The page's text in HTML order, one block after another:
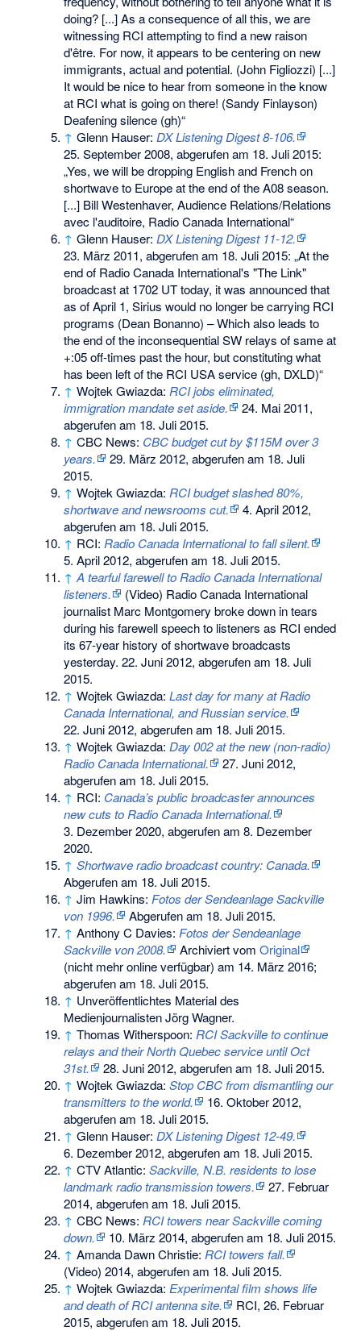
doing? [...] As a consequence of all this, we are
witnessing RCI attempting to find a new raison
d'être. For now, it appears to be centering on new
immigrants, actual and potential. (John Figliozzi) [...]
It would be nice to hear from someone in the know
at RCI what is going on there! (Sandy Finlayson)
Deafening silence (gh)“
↑ Glenn Hauser: DX Listening Digest 8-106.
25. September 2008, abgerufen am 18. Juli 2015:
„Yes, we will be dropping English and French on
shortwave to Europe at the end of the A08 season.
[...] Bill Westenhaver, Audience Relations/Relations
avec l'auditoire, Radio Canada International“
↑ Glenn Hauser: DX Listening Digest 11-12.
23. März 2011, abgerufen am 18. Juli 2015: „At the
end of Radio Canada International's "The Link"
broadcast at 1702 UT today, it was announced that
as of April 1, Sirius would no longer be carrying RCI
programs (Dean Bonanno) – Which also leads to
the end of the inconsequential SW relays of same at
+:05 off-times past the hour, but constituting what
has been left of the RCI USA service (gh, DXLD)“
↑ Wojtek Gwiazda: RCI jobs eliminated,
immigration mandate set aside.
24. Mai 2011,
abgerufen am 18. Juli 2015.
↑ CBC News: CBC budget cut by $115M over 3
years.
29. März 2012, abgerufen am 18. Juli
2015.
↑ Wojtek Gwiazda: RCI budget slashed 80%,
shortwave and newsrooms cut.
4. April 2012,
abgerufen am 18. Juli 2015.
↑ RCI: Radio Canada International to fall silent.
5. April 2012, abgerufen am 18. Juli 2015.
↑ A tearful farewell to Radio Canada International
listeners.
(Video) Radio Canada International
journalist Marc Montgomery broke down in tears
during his farewell speech to listeners as RCI ended
its 67-year history of shortwave broadcasts
yesterday. 22. Juni 2012, abgerufen am 18. Juli
2015.
↑ Wojtek Gwiazda:Last day for many at Radio
Canada International, and Russian service.
22. Juni 2012, abgerufen am 18. Juli 2015.
↑ Wojtek Gwiazda: Day 002 at the new (non-radio)
Radio Canada International.
27. Juni 2012,
abgerufen am 18. Juli 2015.
↑ RCI: Canada’s public broadcaster announces
new cuts to Radio Canada International.
3. Dezember 2020, abgerufen am 8. Dezember
2020.
↑ Shortwave radio broadcast country: Canada.
Abgerufen am 18. Juli 2015.
↑ Jim Hawkins: Fotos der Sendeanlage Sackville
von 1996.
Abgerufen am 18. Juli 2015.
↑ Anthony C Davies: Fotos der Sendeanlage
Sackville von 2008.
Archiviert vomOriginal
(nicht mehr online verfügbar) am 14. März 2016;
abgerufen am 18. Juli 2015.
↑ Unveröffentlichtes Material des
Medienjournalisten Jörg Wagner.
↑ Thomas Witherspoon: RCI Sackville to continue
relays and their North Quebec service until Oct
31st.
28. Juni 2012, abgerufen am 18. Juli 2015.
↑ Wojtek Gwiazda:Stop CBC from dismantling our
transmitters to the world.
16. Oktober 2012,
abgerufen am 18. Juli 2015.
↑ Glenn Hauser: DX Listening Digest 12-49.
6. Dezember 2012, abgerufen am 18. Juli 2015.
↑ CTV Atlantic:Sackville, N.B. residents to lose
landmark radio transmission towers.
27. Februar
2014, abgerufen am 18. Juli 2015.
↑ CBC News: RCI towers near Sackville coming
down.
10. März 2014, abgerufen am 18. Juli 2015.
↑ Amanda Dawn Christie: RCI towers fall.
(Video) 2014, abgerufen am 18. Juli 2015.
↑ Wojtek Gwiazda: Experimental film shows life
and death of RCI antenna site.
RCI, 26. Februar
2015, abgerufen am 18. Juli 2015.